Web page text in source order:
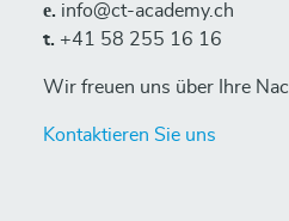
е. info@ct-academy.ch
t. +41 58 255 16 16
Wir freuen uns über Ihre
Kontaktieren Sie uns